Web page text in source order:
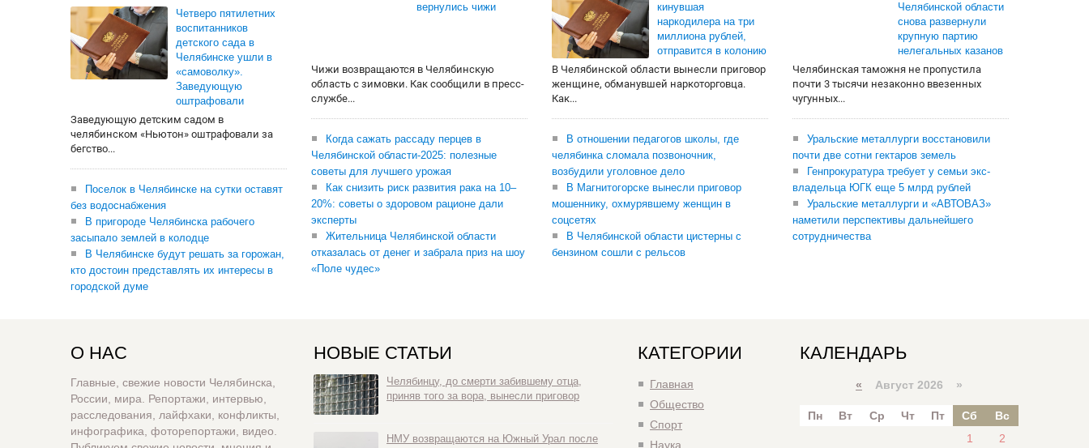
Четверо пятилетних
воспитанников
детского сада в
Челябинске ушли в
«самоволку».
Заведующую
оштрафовали
Заведующую детским садом в
челябинском «Ньютон» оштрафовали за
бегство...
Поселок в Челябинске на сутки оставят
без водоснабжения
В пригороде Челябинска рабочего
засыпало землей в колодце
В Челябинске будут решать за горожан,
кто достоин представлять их интересы в
городской думе
вернулись чижи
Чижи возвращаются в Челябинскую
область с зимовки. Как сообщили в пресс-
службе...
Когда сажать рассаду перцев в
Челябинской области-2025: полезные
советы для лучшего урожая
Как снизить риск развития рака на 10–
20%: советы о здоровом рационе дали
эксперты
Жительница Челябинской области
отказалась от денег и забрала приз на шоу
«Поле чудес»
кинувшая
наркодилера на три
миллиона рублей,
отправится в колонию
В Челябинской области вынесли приговор
женщине, обманувшей наркоторговца.
Как...
В отношении педагогов школы, где
челябинка сломала позвоночник,
возбудили уголовное дело
В Магнитогорске вынесли приговор
мошеннику, охмурявшему женщин в
соцсетях
В Челябинской области цистерны с
бензином сошли с рельсов
Челябинской области
снова развернули
крупную партию
нелегальных казанов
Челябинская таможня не пропустила
почти 3 тысячи незаконно ввезенных
чугунных...
Уральские металлурги восстановили
почти две сотни гектаров земель
Генпрокуратура требует у семьи экс-
владельца ЮГК еще 5 млрд рублей
Уральские металлурги и «АВТОВАЗ»
наметили перспективы дальнейшего
сотрудничества
О НАС
Главные, свежие новости Челябинска,
России, мира. Репортажи, интервью,
расследования, лайфхаки, конфликты,
инфографика, фоторепортажи, видео.
НОВЫЕ СТАТЬИ
Челябинцу, до смерти забившему отца,
приняв того за вора, вынесли приговор
НМУ возвращаются на Южный Урал после
КАТЕГОРИИ
Главная
Общество
Спорт
Наука
КАЛЕНДАРЬ
« Август 2026 »
Пн Вт Ср Чт Пт Сб
Вс
1
2